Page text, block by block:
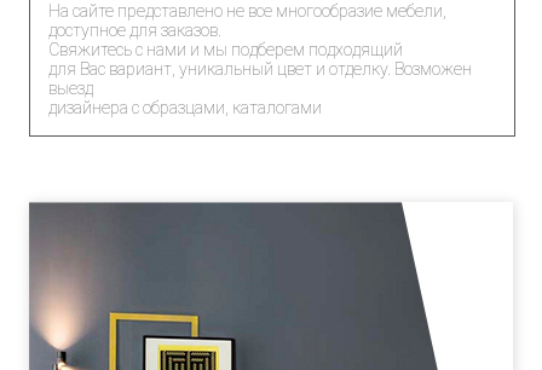
На сайте представлено не все многообразие мебели,
доступное для заказов.
Свяжитесь с нами и мы подберем подходящий
для Вас вариант, уникальный цвет и отделку. Возможен
выезд
дизайнера с образцами, каталогами